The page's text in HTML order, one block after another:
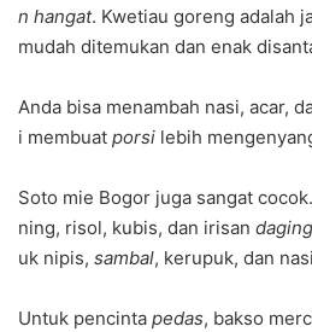
n hangat. Kwetiau goreng adalah
mudah ditemukan dan enak
Anda bisa menambah nasi, acar,
i membuat porsi lebih
Soto mie Bogor juga sangat
ning, risol, kubis, dan irisan daging
uk nipis, sambal, kerupuk, dan
Untuk pencinta pedas, bakso